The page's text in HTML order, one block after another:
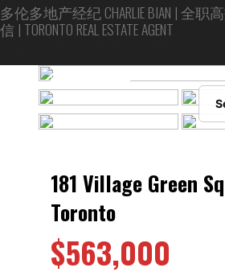
Skip
to
多伦多地产经纪 CHARLIE BIAN | 全职
信 | TORONTO REAL ESTATE AGENT
●FOR SALE
181 Village Green
Toronto
$563,000